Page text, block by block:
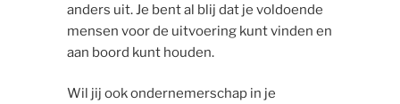
anders uit. Je bent al blij dat je voldoende
mensen voor de uitvoering kunt vinden en
aan boord kunt houden.
Wil jij ook ondernemerschap in je